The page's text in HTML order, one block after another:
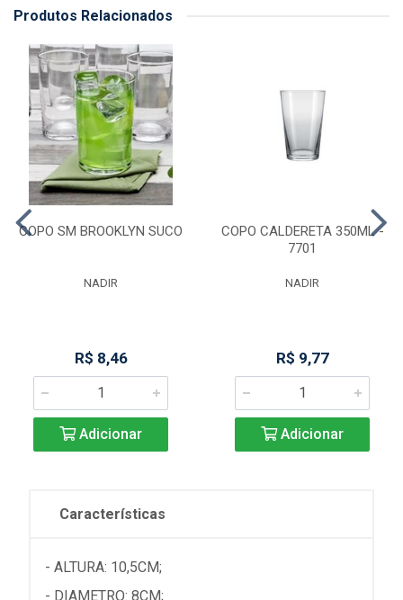
Produtos Relacionados
COPO SM BROOKLYN SUCO
NADIR
R$ 8,46
Adicionar
COPO CALDERETA 350ML -
7701
NADIR
R$ 9,77
Adicionar
Características
- ALTURA: 10,5CM;
- DIAMETRO: 8CM;